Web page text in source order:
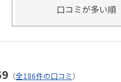
口コミが多い順
（全186件の口コミ）